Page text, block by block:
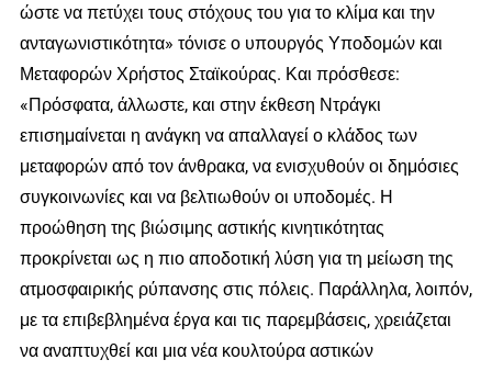
ώστε να πετύχει τους στόχους του για το κλίμα και την
ανταγωνιστικότητα» τόνισε ο υπουργός Υποδομών και
Μεταφορών Χρήστος Σταϊκούρας. Και πρόσθεσε:
«Πρόσφατα, άλλωστε, και στην έκθεση Ντράγκι
επισημαίνεται η ανάγκη να απαλλαγεί ο κλάδος των
μεταφορών από τον άνθρακα, να ενισχυθούν οι δημόσιες
συγκοινωνίες και να βελτιωθούν οι υποδομές. Η
προώθηση της βιώσιμης αστικής κινητικότητας
προκρίνεται ως η πιο αποδοτική λύση για τη μείωση της
ατμοσφαιρικής ρύπανσης στις πόλεις. Παράλληλα, λοιπόν,
με τα επιβεβλημένα έργα και τις παρεμβάσεις, χρειάζεται
να αναπτυχθεί και μια νέα κουλτούρα αστικών